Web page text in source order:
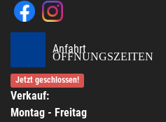
Anfahrt
ÖFFNUNGSZEITEN
Jetzt geschlossen!
Verkauf:
Montag - Freitag